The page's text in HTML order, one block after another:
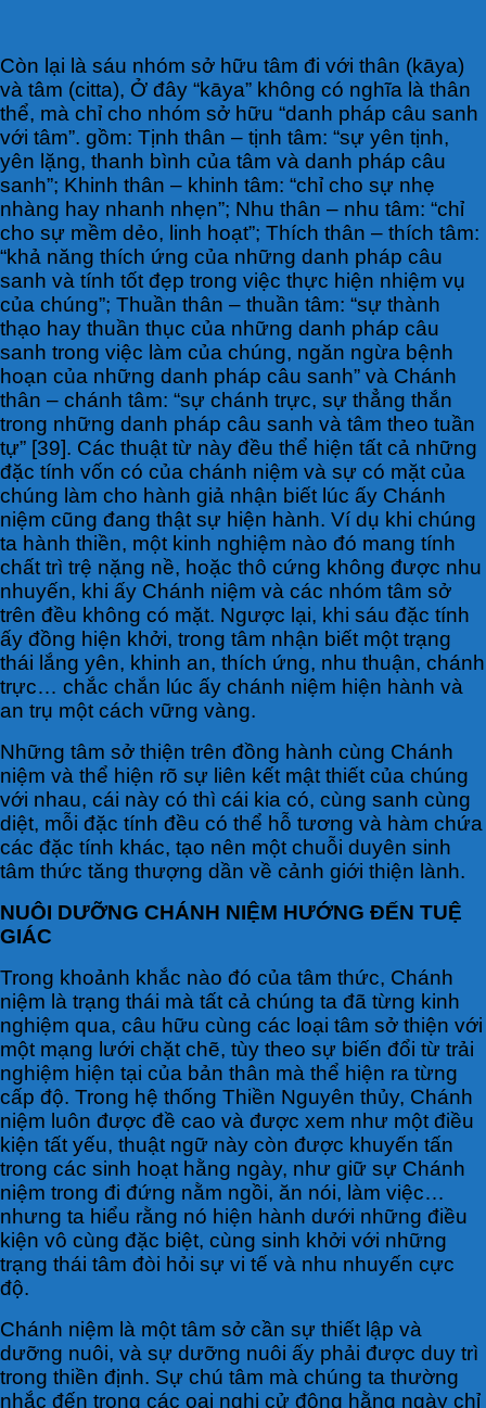
Còn lại là sáu nhóm sở hữu tâm đi với thân (kāya)
và tâm (citta), Ở đây “kāya” không có nghĩa là thân
thể, mà chỉ cho nhóm sở hữu “danh pháp câu sanh
với tâm”. gồm: Tịnh thân – tịnh tâm: “sự yên tịnh,
yên lặng, thanh bình của tâm và danh pháp câu
sanh”; Khinh thân – khinh tâm: “chỉ cho sự nhẹ
nhàng hay nhanh nhẹn”; Nhu thân – nhu tâm: “chỉ
cho sự mềm dẻo, linh hoạt”; Thích thân – thích tâm:
“khả năng thích ứng của những danh pháp câu
sanh và tính tốt đẹp trong việc thực hiện nhiệm vụ
của chúng”; Thuần thân – thuần tâm: “sự thành
thạo hay thuần thục của những danh pháp câu
sanh trong việc làm của chúng, ngăn ngừa bệnh
hoạn của những danh pháp câu sanh” và Chánh
thân – chánh tâm: “sự chánh trực, sự thẳng thắn
trong những danh pháp câu sanh và tâm theo tuần
tự” [39]. Các thuật từ này đều thể hiện tất cả những
đặc tính vốn có của chánh niệm và sự có mặt của
chúng làm cho hành giả nhận biết lúc ấy Chánh
niệm cũng đang thật sự hiện hành. Ví dụ khi chúng
ta hành thiền, một kinh nghiệm nào đó mang tính
chất trì trệ nặng nề, hoặc thô cứng không được nhu
nhuyến, khi ấy Chánh niệm và các nhóm tâm sở
trên đều không có mặt. Ngược lại, khi sáu đặc tính
ấy đồng hiện khởi, trong tâm nhận biết một trạng
thái lắng yên, khinh an, thích ứng, nhu thuận, chánh
trực… chắc chắn lúc ấy chánh niệm hiện hành và
an trụ một cách vững vàng.
Những tâm sở thiện trên đồng hành cùng Chánh
niệm và thể hiện rõ sự liên kết mật thiết của chúng
với nhau, cái này có thì cái kia có, cùng sanh cùng
diệt, mỗi đặc tính đều có thể hỗ tương và hàm chứa
các đặc tính khác, tạo nên một chuỗi duyên sinh
tâm thức tăng thượng dần về cảnh giới thiện lành.
NUÔI DƯỠNG CHÁNH NIỆM HƯỚNG ĐẾN TUỆ
GIÁC
Trong khoảnh khắc nào đó của tâm thức, Chánh
niệm là trạng thái mà tất cả chúng ta đã từng kinh
nghiệm qua, câu hữu cùng các loại tâm sở thiện với
một mạng lưới chặt chẽ, tùy theo sự biến đổi từ trải
nghiệm hiện tại của bản thân mà thể hiện ra từng
cấp độ. Trong hệ thống Thiền Nguyên thủy, Chánh
niệm luôn được đề cao và được xem như một điều
kiện tất yếu, thuật ngữ này còn được khuyến tấn
trong các sinh hoạt hằng ngày, như giữ sự Chánh
niệm trong đi đứng nằm ngồi, ăn nói, làm việc…
nhưng ta hiểu rằng nó hiện hành dưới những điều
kiện vô cùng đặc biệt, cùng sinh khởi với những
trạng thái tâm đòi hỏi sự vi tế và nhu nhuyến cực
độ.
Chánh niệm là một tâm sở cần sự thiết lập và
dưỡng nuôi, và sự dưỡng nuôi ấy phải được duy trì
trong thiền định. Sự chú tâm mà chúng ta thường
nhắc đến trong các oai nghi cử động hằng ngày chỉ